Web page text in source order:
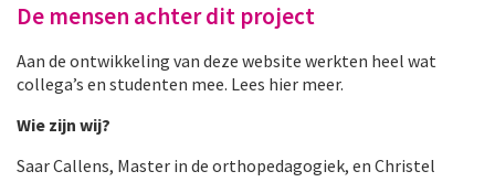
De mensen achter dit project
Aan de ontwikkeling van deze website werkten heel wat
collega’s en studenten mee. Lees hier meer.
Wie zijn wij?
Saar Callens, Master in de orthopedagogiek, en Christel